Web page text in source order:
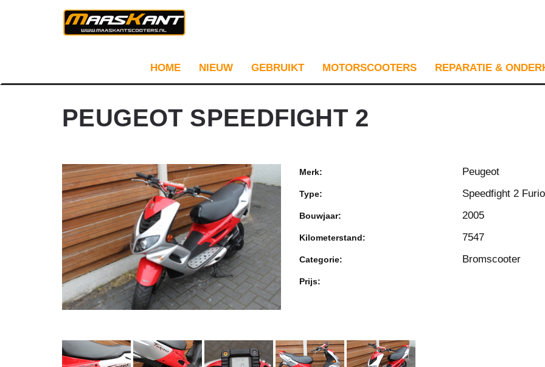
HOME NIEUW GEBRUIKT MOTORSCOOTERS REPARATIE &
PEUGEOT SPEEDFIGHT 2
Merk: Peugeot
Type: Speedfight 2
Bouwjaar: 2005
Kilometerstand: 7547
Categorie: Bromscooter
Prijs: